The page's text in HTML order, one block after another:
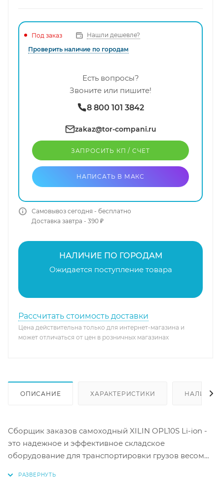
Под заказ
Нашли дешевле?
Проверить наличие по городам
Есть вопросы?
Звоните или пишите!
8 800 101 3842
zakaz@tor-compani.ru
ЗАПРОСИТЬ КП / CЧЕТ
НАПИСАТЬ В МАКС
Самовывоз сегодня - бесплатно
Доставка завтра - 390 ₽
НАЛИЧИЕ ПО ГОРОДАМ
Ожидается поступление товара
Рассчитать стоимость доставки
Цена действительна только для интернет-магазина и
может отличаться от цен в розничных магазинах
ОПИСАНИЕ ХАРАКТЕРИСТИКИ
Сборщик заказов самоходный XILIN OPL10S Li-ion -
это надежное и эффективное складское
оборудование для транспортировки грузов весом